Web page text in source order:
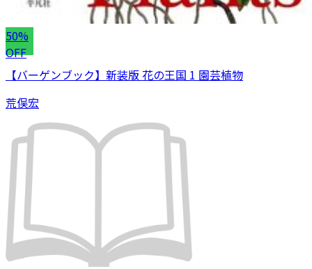
50%
OFF
【バーゲンブック】新装版 花の王国 1 園芸植物
荒俣宏